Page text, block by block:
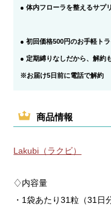
● 体内フローラを整えるサプリ
● 初回価格500円のお手軽トラ
● 定期縛りなしだから、解約
※お届け5日前に電話で解約
商品情報
Lakubi（ラクビ）
♢内容量
・1袋あたり31粒（31日